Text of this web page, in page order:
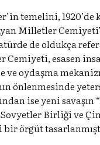
temelini, 1920’de
Milletler
de oldukça
esasen
oydaşma
önlenmesinde
ise yeni
Birliği ve
örgüt